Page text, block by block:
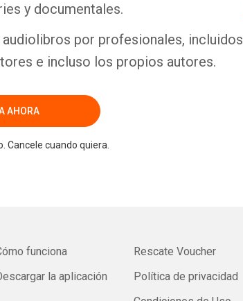
y documentales.
por profesionales, incluidos
e incluso los propios autores.
AHORA
Cancele cuando quiera.
funciona
la aplicación
Rescate Voucher
Política de privacidad